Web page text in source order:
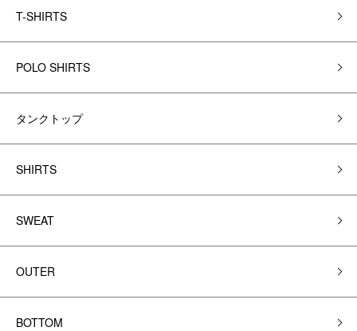
T-SHIRTS
POLO SHIRTS
タンクトップ
SHIRTS
SWEAT
OUTER
BOTTOM